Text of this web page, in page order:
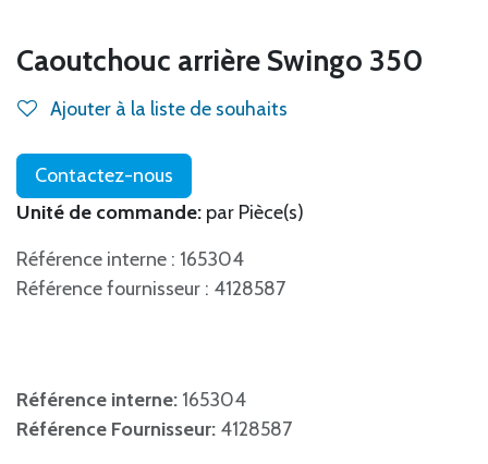
Caoutchouc arrière Swingo 350
Ajouter à la liste de souhaits
Contactez-nous
Unité de commande: par Pièce(s)
Référence interne : 165304
Référence fournisseur : 4128587
Référence interne: 165304
Référence Fournisseur: 4128587